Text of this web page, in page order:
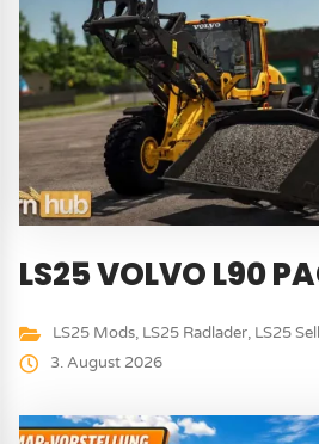
LS25 VOLVO L90
LS25 Mods, LS25 Radlader, LS25
3. August 2026